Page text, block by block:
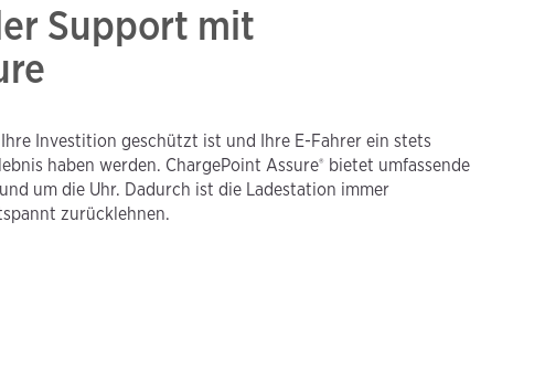
Support mit
Investition geschützt ist und Ihre E-Fahrer ein stets
haben werden. ChargePoint Assure®️bietet umfassende
um die Uhr. Dadurch ist die Ladestation immer
zurücklehnen.